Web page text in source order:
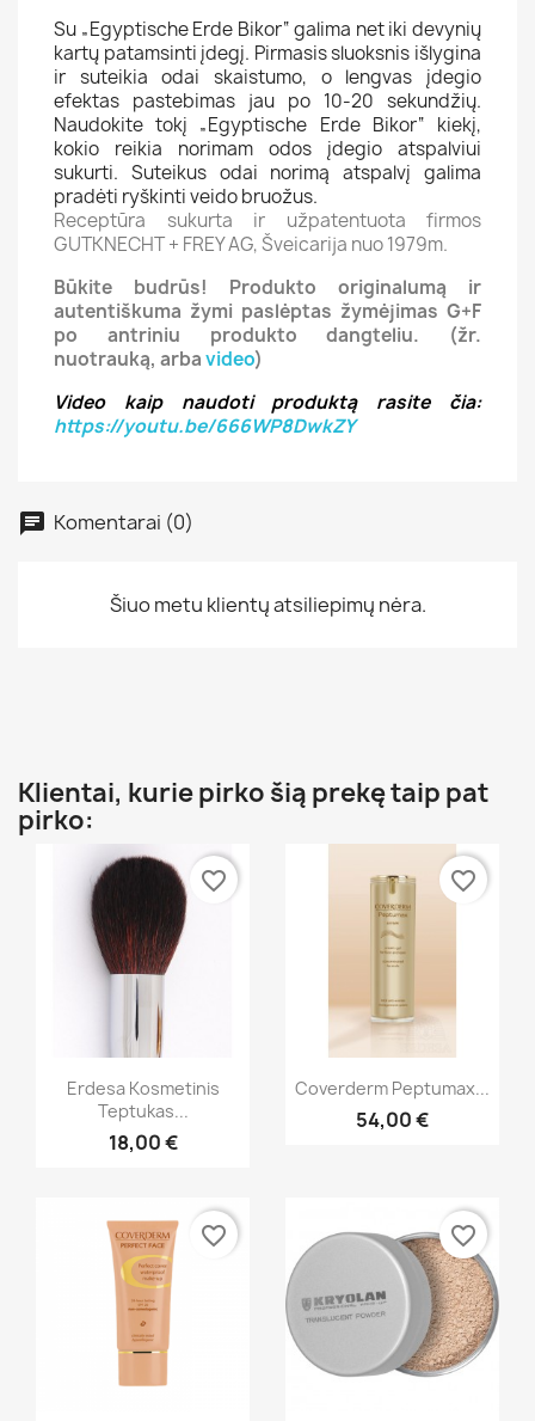
Su „Egyptische Erde Bikor“ galima net iki devynių
kartų patamsinti įdegį. Pirmasis sluoksnis išlygina
ir suteikia odai skaistumo, o lengvas įdegio
efektas pastebimas jau po 10-20 sekundžių.
Naudokite tokį „Egyptische Erde Bikor“ kiekį,
kokio reikia norimam odos įdegio atspalviui
sukurti. Suteikus odai norimą atspalvį galima
pradėti ryškinti veido bruožus.
Receptūra sukurta ir užpatentuota firmos
GUTKNECHT + FREY AG, Šveicarija nuo 1979m.
Būkite budrūs! Produkto originalumą ir
autentiškuma žymi paslėptas žymėjimas G+F
po antriniu produkto dangteliu. (žr.
nuotrauką, arbavideo)
Video kaip naudoti produktą rasite čia:
https://youtu.be/666WP8DwkZY
Komentarai (0)
Šiuo metu klientų atsiliepimų nėra.
Klientai, kurie pirko šią prekę taip pat
pirko:
Greita peržiūra
Erdesa Kosmetinis
Teptukas...
18,00 €
favorite_border
Greita peržiūra
Coverderm Peptumax...
54,00 €
favorite_border
favorite_border favorite_border